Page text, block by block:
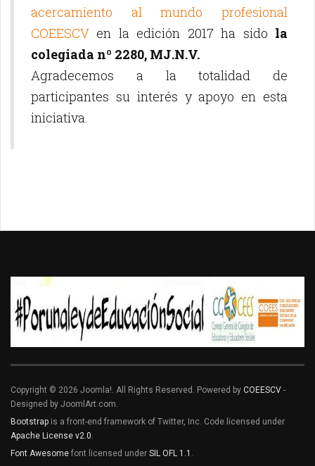
acercamiento al mundo profesional
COEESCV en la edición 2017 ha sido la
colegiada nº 2280, MJ.N.V.
Agradecemos a la totalidad de
participantes su interés y apoyo en esta
iniciativa.
Copyright © 2026 Joomla!. All Rights Reserved. Powered by COEESCV -
Designed by JoomlArt.com.
Bootstrap is a front-end framework of Twitter, Inc. Code licensed under
Apache License v2.0
Font Awesome font licensed under SIL OFL 1.1